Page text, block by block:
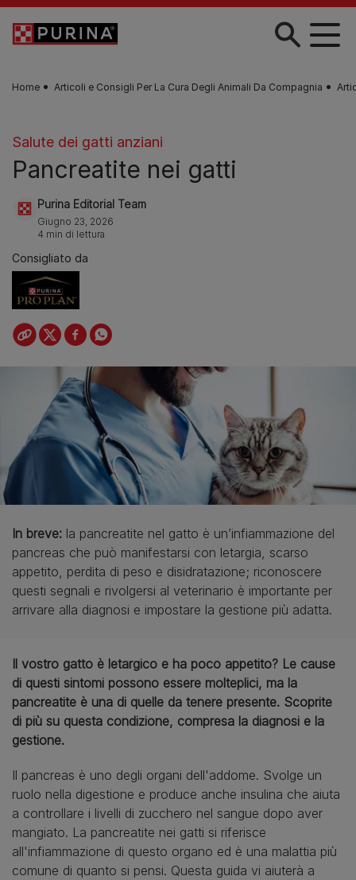
Skip to main content
Home Articoli e Consigli Per La Cura Degli Animali Da Compagnia
Salute dei gatti anziani
Pancreatite nei gatti
Purina Editorial Team
Giugno 23, 2026
4 min di lettura
Consigliato da
In breve: la pancreatite nel gatto è un’infiammazione del
pancreas che può manifestarsi con letargia, scarso
appetito, perdita di peso e disidratazione; riconoscere
questi segnali e rivolgersi al veterinario è importante per
arrivare alla diagnosi e impostare la gestione più adatta.
Il vostro gatto è letargico e ha poco appetito? Le cause
di questi sintomi possono essere molteplici, ma la
pancreatite è una di quelle da tenere presente. Scoprite
di più su questa condizione, compresa la diagnosi e la
gestione.
Il pancreas è uno degli organi dell'addome. Svolge un
ruolo nella digestione e produce anche insulina che aiuta
a controllare i livelli di zucchero nel sangue dopo aver
mangiato. La pancreatite nei gatti si riferisce
all'infiammazione di questo organo ed è una malattia più
comune di quanto si pensi. Questa guida vi aiuterà a